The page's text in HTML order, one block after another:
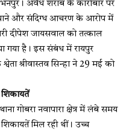
अवैध शराब के कारोबार पर
पाने और संदिग्ध आचरण के आरोप में
दीपेश जायसवाल को तत्काल
गया है। इस संबंध में रायपुर
श्रीवास्तव सिन्हा ने 29 मई को
गोबरा नवापारा क्षेत्र में लंबे समय
मिल रही थीं। उच्च